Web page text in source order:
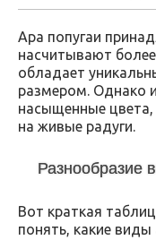
Ара попугаи
насчитывают
обладает
размером. Однако
насыщенные
на живые радуги.
Разнообразие
Вот краткая
понять, какие